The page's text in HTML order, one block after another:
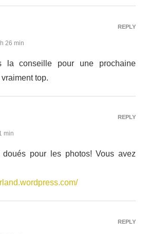
26 min
la conseille pour une prochaine
top.
REPLY
min
doués pour les photos! Vous avez
REPLY
REPLY